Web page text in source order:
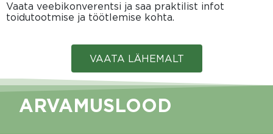
Vaata veebikonverentsi ja saa praktilist infot
toidutootmise ja töötlemise kohta.
VAATA LÄHEMALT
ARVAMUSLOOD